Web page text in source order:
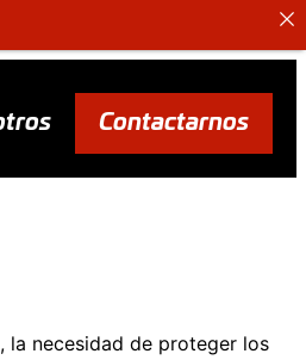
Contactarnos
, la necesidad de proteger los